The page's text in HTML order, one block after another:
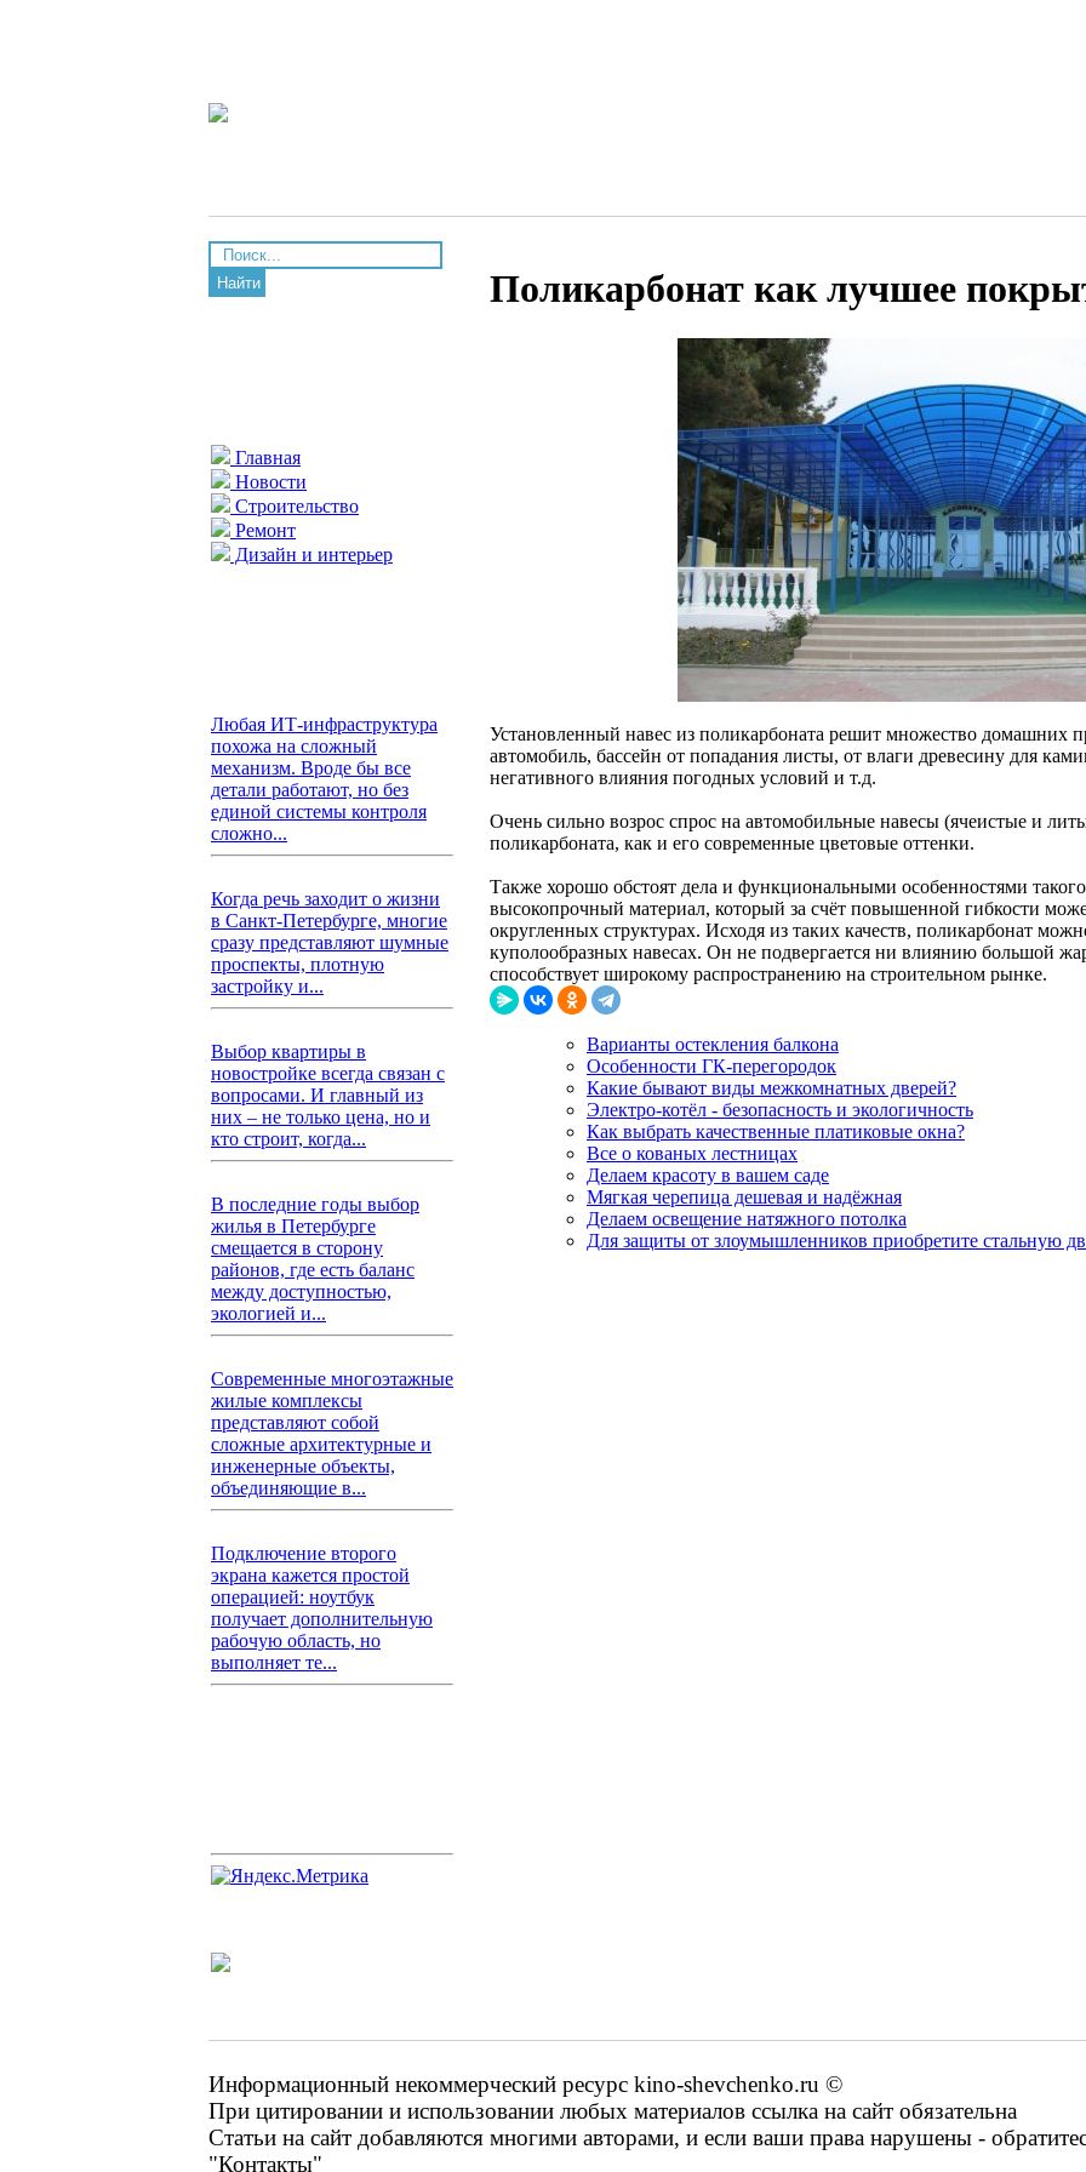
Найти
Главная
Новости
Строительство
Ремонт
Дизайн и интерьер
Любая ИТ-инфраструктура
похожа на сложный
механизм. Вроде бы все
детали работают, но без
единой системы контроля
сложно...
Когда речь заходит о жизни
в Санкт-Петербурге, многие
сразу представляют шумные
проспекты, плотную
застройку и...
Выбор квартиры в
новостройке всегда связан с
вопросами. И главный из
них – не только цена, но и
кто строит, когда...
В последние годы выбор
жилья в Петербурге
смещается в сторону
районов, где есть баланс
между доступностью,
экологией и...
Современные многоэтажные
жилые комплексы
представляют собой
сложные архитектурные и
инженерные объекты,
объединяющие в...
Подключение второго
экрана кажется простой
операцией: ноутбук
получает дополнительную
рабочую область, но
выполняет те...
Поликарбонат как лучшее
Установленный навес из поликарбоната решит множество домашних
автомобиль, бассейн от попадания листы, от влаги древесину для
негативного влияния погодных условий и т.д.
Очень сильно возрос спрос на автомобильные навесы (ячеистые и
поликарбоната, как и его современные цветовые оттенки.
Также хорошо обстоят дела и функциональными особенностями
высокопрочный материал, который за счёт повышенной гибкости
округленных структурах. Исходя из таких качеств, поликарбонат
куполообразных навесах. Он не подвергается ни влиянию большой
способствует широкому распространению на строительном рынке.
Варианты остекления балкона
Особенности ГК-перегородок
Какие бывают виды межкомнатных дверей?
Электро-котёл - безопасность и экологичность
Как выбрать качественные платиковые окна?
Все о кованых лестницах
Делаем красоту в вашем саде
Мягкая черепица дешевая и надёжная
Делаем освещение натяжного потолка
Для защиты от злоумышленников приобретите стальную
Информационный некоммерческий ресурс kino-shevchenko.ru ©
При цитировании и использовании любых материалов ссылка на сайт обязательна
Статьи на сайт добавляются многими авторами, и если ваши права нарушены -
"Контакты"